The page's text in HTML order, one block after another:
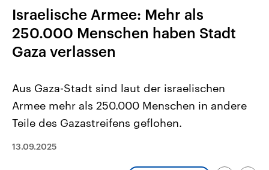
Landtagswahl Sachsen-Anhalt
2026
Sachsen-Anhalt wählt am 6.
USA
Aktuelle Beiträge,
den mächtigsten Ländern
Israelische Armee: Mehr als
250.000 Menschen haben Stadt
Gaza verlassen
Aus Gaza-Stadt sind laut der israelischen
Armee mehr als 250.000 Menschen in andere
Teile des Gazastreifens geflohen.
13.09.2025